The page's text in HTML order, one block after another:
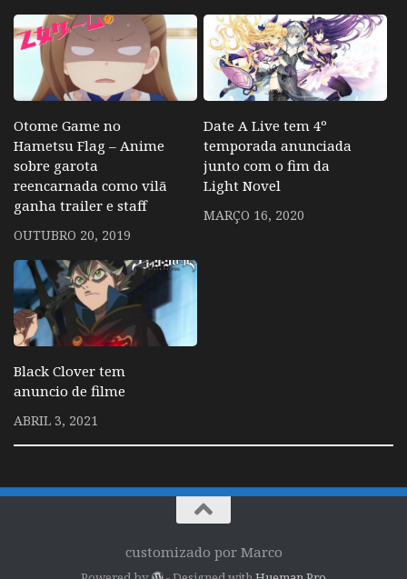
Otome Game no
Hametsu Flag – Anime
sobre garota
reencarnada como vilã
ganha trailer e staff
OUTUBRO 20, 2019
Date A Live tem 4º
temporada anunciada
junto com o fim da
Light Novel
MARÇO 16, 2020
Black Clover tem
anuncio de filme
ABRIL 3, 2021
customizado por Marco